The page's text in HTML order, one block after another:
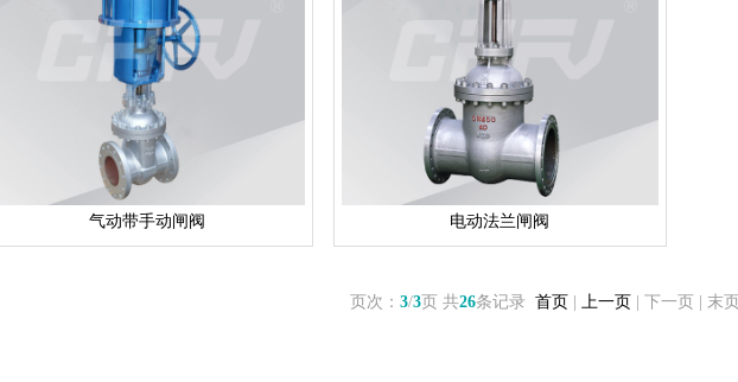
气动带手动闸阀 电动法兰闸阀
页次： 3/3页 共26条记录 首页 上一页 | 下一页 | 末页